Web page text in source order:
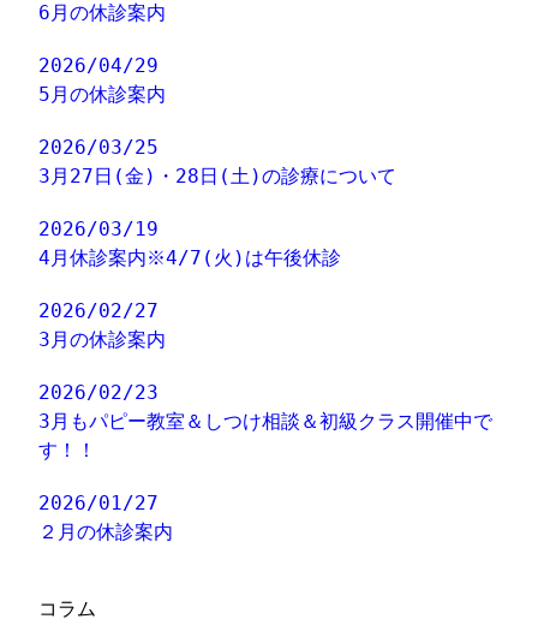
6月の休診案内
2026/04/29
5月の休診案内
2026/03/25
3月27日(金)・28日(土)の診療について
2026/03/19
4月休診案内※4/7(火)は午後休診
2026/02/27
3月の休診案内
2026/02/23
3月もパピー教室＆しつけ相談＆初級クラス開催中で
す！！
2026/01/27
２月の休診案内
コラム